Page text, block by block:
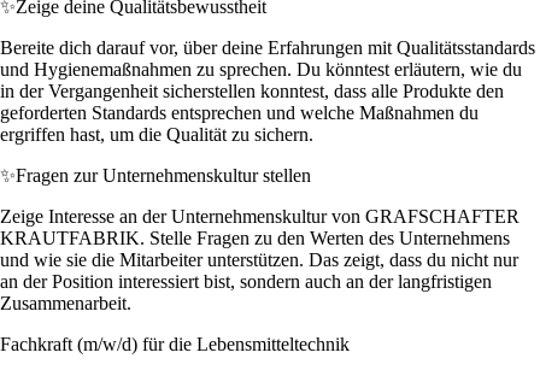
✨Zeige deine Qualitätsbewusstheit
Bereite dich darauf vor, über deine Erfahrungen mit Qualitätsstandards
und Hygienemaßnahmen zu sprechen. Du könntest erläutern, wie du
in der Vergangenheit sicherstellen konntest, dass alle Produkte den
geforderten Standards entsprechen und welche Maßnahmen du
ergriffen hast, um die Qualität zu sichern.
✨Fragen zur Unternehmenskultur stellen
Zeige Interesse an der Unternehmenskultur von GRAFSCHAFTER
KRAUTFABRIK. Stelle Fragen zu den Werten des Unternehmens
und wie sie die Mitarbeiter unterstützen. Das zeigt, dass du nicht nur
an der Position interessiert bist, sondern auch an der langfristigen
Zusammenarbeit.
Fachkraft (m/w/d) für die Lebensmitteltechnik